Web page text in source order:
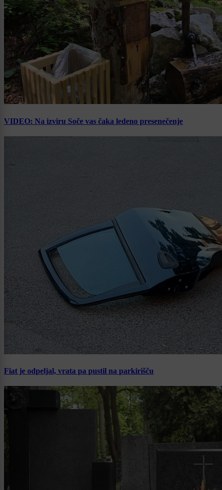
VIDEO: Na izviru Soče vas čaka ledeno presenečenje
Fiat je odpeljal, vrata pa pustil na parkirišču